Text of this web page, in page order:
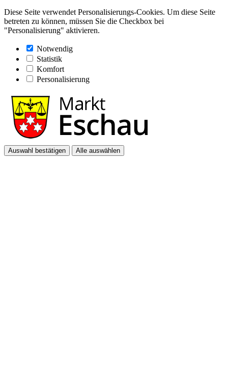
Diese Seite verwendet Personalisierungs-Cookies. Um diese Seite
betreten zu können, müssen Sie die Checkbox bei
"Personalisierung" aktivieren.
Notwendig
Statistik
Komfort
Personalisierung
Auswahl bestätigen Alle auswählen